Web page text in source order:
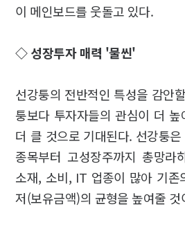
이 메인보드를 웃돌고 있다.
◇ 성장투자 매력 '물씬'
선강퉁의 전반적인 특성을 감안
퉁보다 투자자들의 관심이 더
더 클 것으로 기대된다. 선강퉁
종목부터 고성장주까지 총망라
소재, 소비, IT 업종이 많아 기존
저(보유금액)의 균형을 높여줄